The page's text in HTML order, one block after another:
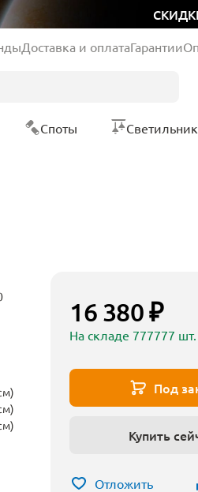
Доставка и оплатаГарантии
Споты
16 380 ₽
На складе 777777 шт.
Под
Купить
Отложить